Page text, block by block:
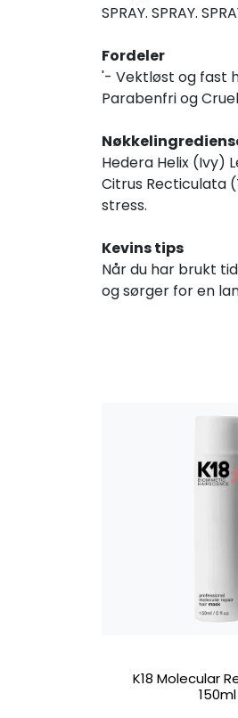
SPRAY. SPRAY.
Fordeler
'- Vektløst og fast
Parabenfri og
Hedera Helix (Ivy)
Citrus Recticulata
stress.
Kevins tips
Når du har brukt
og sørger for en
K18 Molecular
150ml